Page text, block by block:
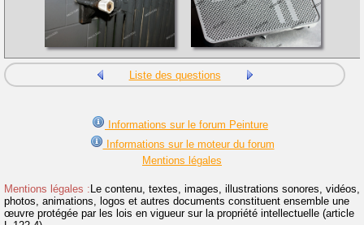
Liste des questions
Informations sur le forum Peinture
Informations sur le moteur du forum
Mentions légales
Mentions légales : Le contenu, textes, images, illustrations sonores, vidéos,
photos, animations, logos et autres documents constituent ensemble une
œuvre protégée par les lois en vigueur sur la propriété intellectuelle (article